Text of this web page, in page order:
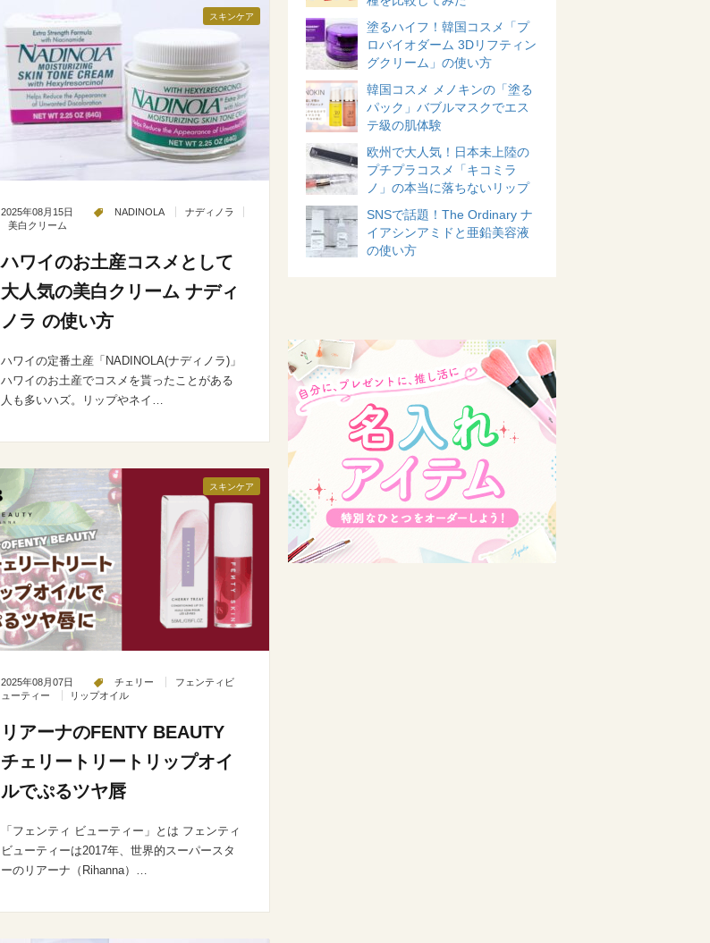
スキンケア
2025年08月15日 NADINOLA
ナディノラ
美白クリーム
ハワイのお土産コスメとして
大人気の美白クリーム ナディ
ノラ の使い方
ハワイの定番土産「NADINOLA(ナディノラ)」
ハワイのお土産でコスメを貰ったことがある
人も多いハズ。リップやネイ…
スキンケア
2025年08月07日 チェリー
フェンティビ
ューティー
リップオイル
リアーナのFENTY BEAUTY
チェリートリートリップオイ
ルでぷるツヤ唇
「フェンティ ビューティー」とは フェンティ
ビューティーは2017年、世界的スーパースタ
ーのリアーナ（Rihanna）…
塗るハイフ！韓国コスメ「プ
ロバイオダーム 3Dリフティン
グクリーム」の使い方
韓国コスメ メノキンの「塗る
パック」バブルマスクでエス
テ級の肌体験
欧州で大人気！日本未上陸の
プチプラコスメ「キコミラ
ノ」の本当に落ちないリップ
SNSで話題！The Ordinary ナ
イアシンアミドと亜鉛美容液
の使い方